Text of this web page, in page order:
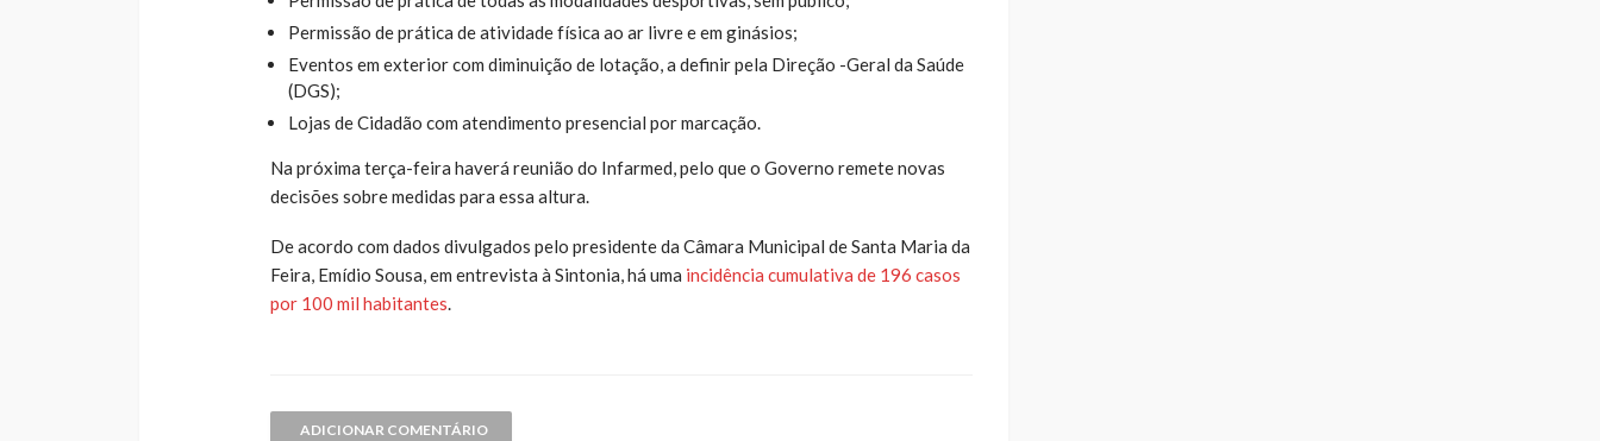
Permissão de prática de atividade física ao ar livre e em ginásios;
Eventos em exterior com diminuição de lotação, a definir pela Direção -Geral da Saúde
(DGS);
Lojas de Cidadão com atendimento presencial por marcação.
Na próxima terça-feira haverá reunião do Infarmed, pelo que o Governo remete novas
decisões sobre medidas para essa altura.
De acordo com dados divulgados pelo presidente da Câmara Municipal de Santa Maria da
Feira, Emídio Sousa, em entrevista à Sintonia, há uma incidência cumulativa de 196 casos
por 100 mil habitantes.
ADICIONAR COMENTÁRIO